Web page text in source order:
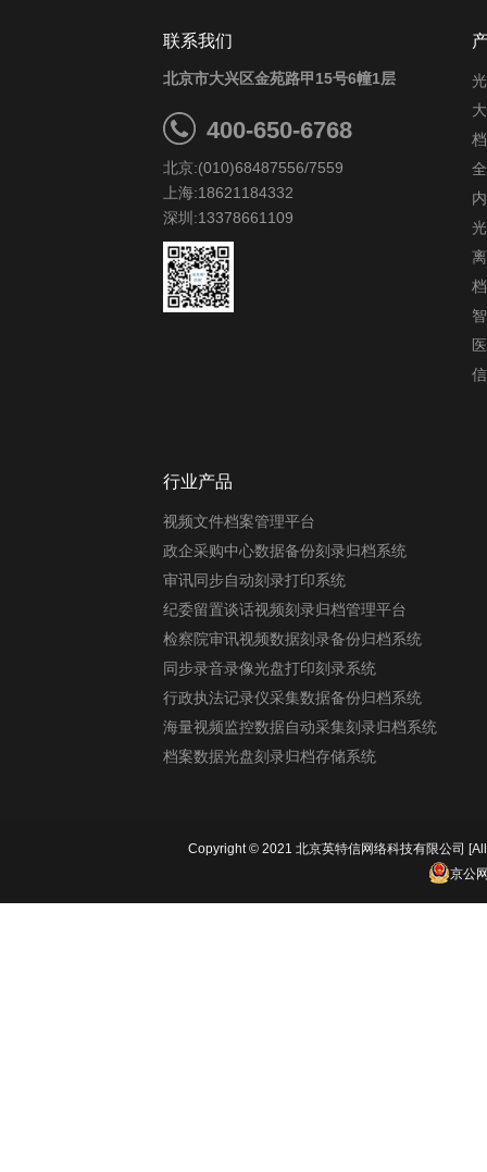
联系我们
北京市大兴区金苑路甲15号6幢1层
400-650-6768
北京:(010)68487556/7559
上海:18621184332
深圳:13378661109
行业产品
视频文件档案管理平台
政企采购中心数据备份刻录归档系统
审讯同步自动刻录打印系统
纪委留置谈话视频刻录归档管理平台
检察院审讯视频数据刻录备份归档系统
同步录音录像光盘打印刻录系统
行政执法记录仪采集数据备份归档系统
海量视频监控数据自动采集刻录归档系统
档案数据光盘刻录归档存储系统
Copyright © 2021 北京英特信网络科技有限公司
京公